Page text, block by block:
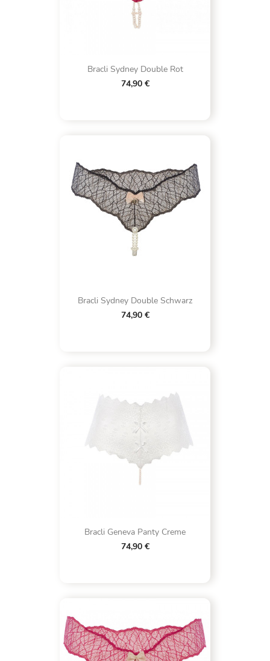
Bracli Sydney Double Rot
74,90 €
Bracli Sydney Double Schwarz
74,90 €
Bracli Geneva Panty Creme
74,90 €